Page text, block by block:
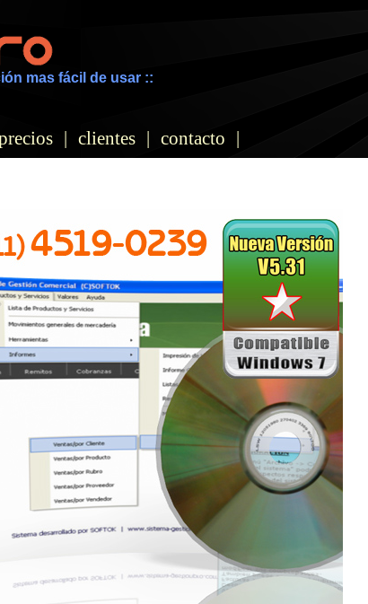
mas fácil de usar ::
| clientes| contacto |